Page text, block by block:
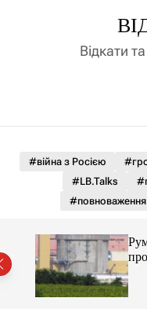
д
у
Відкати
#війна з Росією
#LB.Talks